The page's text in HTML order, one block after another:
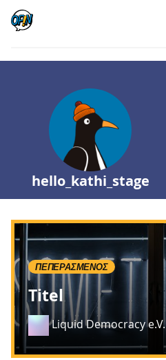
hello_kathi_stage
ΠΕΠΕΡΑΣΜΈΝΟΣ
Titel
Liquid Democracy e.V.